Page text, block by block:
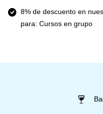
8% de descuento en
para: Cursos en grupo